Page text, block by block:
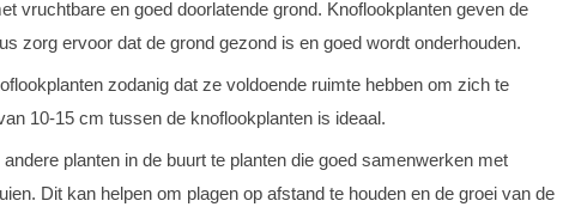
vruchtbare en goed doorlatende grond. Knoflookplanten geven de
zorg ervoor dat de grond gezond is en goed wordt onderhouden.
zodanig dat ze voldoende ruimte hebben om zich te
10-15 cm tussen de knoflookplanten is ideaal.
planten in de buurt te planten die goed samenwerken met
Dit kan helpen om plagen op afstand te houden en de groei van de